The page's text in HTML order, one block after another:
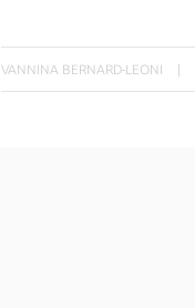
VANNINA BERNARD-LEONI |